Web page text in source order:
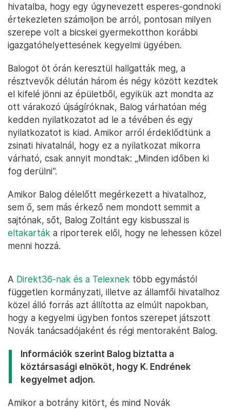
hivatalba, hogy egy úgynevezett esperes-gondnoki
értekezleten számoljon be arról, pontosan milyen
szerepe volt a bicskei gyermekotthon korábbi
igazgatóhelyettesének kegyelmi ügyében.
Balogot öt órán keresztül hallgatták meg, a
résztvevők délután három és négy között kezdtek
el kifelé jönni az épületből, egyikük azt mondta az
ott várakozó újságíróknak, Balog várhatóan még
kedden nyilatkozatot ad le a tévében és egy
nyilatkozatot is kiad. Amikor arról érdeklődtünk a
zsinati hivatalnál, hogy ez a nyilatkozat mikorra
várható, csak annyit mondtak: „Minden időben ki
fog derülni”.
Amikor Balog délelőtt megérkezett a hivatalhoz,
sem ő, sem más érkező nem mondott semmit a
sajtónak, sőt, Balog Zoltánt egy kisbusszal is
eltakarták a riporterek elől, hogy ne lehessen közel
menni hozzá.
A Direkt36-nak és a Telexnek több egymástól
független kormányzati, illetve az államfői hivatalhoz
közel álló forrás azt állította az elmúlt napokban,
hogy a kegyelmi ügyben fontos szerepet játszott
Novák tanácsadójaként és régi mentoraként Balog.
Információk szerint Balog biztatta a
köztársasági elnököt, hogy K. Endrének
kegyelmet adjon.
Amikor a botrány kitört, és mind Novák